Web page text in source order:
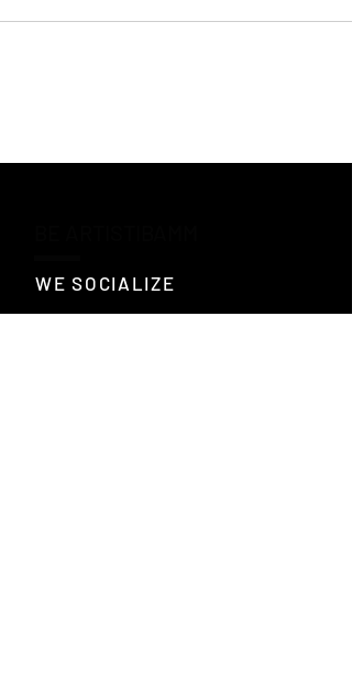
WE SOCIALIZE